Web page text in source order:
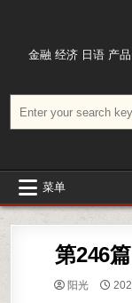
金融 经济 日语 产
菜单
第246
阳光